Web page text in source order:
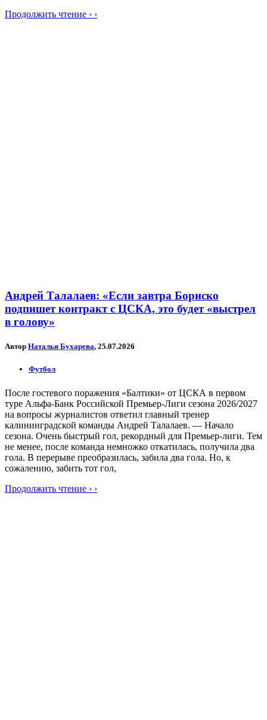
Продолжить чтение › ›
Андрей Талалаев: «Если завтра Бориско
подпишет контракт с ЦСКА, это будет «выстрел
в голову»
Автор Наталья Бухарева, 25.07.2026
Футбол
После гостевого поражения «Балтики» от ЦСКА в первом
туре Альфа-Банк Российской Премьер-Лиги сезона 2026/2027
на вопросы журналистов ответил главный тренер
калининградской команды Андрей Талалаев. — Начало
сезона. Очень быстрый гол, рекордный для Премьер-лиги. Тем
не менее, после команда немножко откатилась, получила два
гола. В перерыве преобразилась, забила два гола. Но, к
сожалению, забить тот гол,
Продолжить чтение › ›